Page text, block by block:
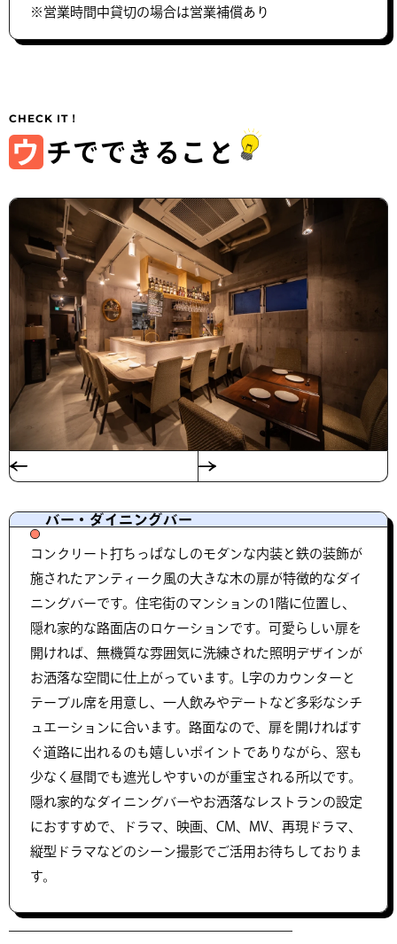
※営業時間中貸切の場合は営業補償あり
ウ チでできること
バー・ダイニングバー
コンクリート打ちっぱなしのモダンな内装と鉄の装飾が
施されたアンティーク風の大きな木の扉が特徴的なダイ
ニングバーです。住宅街のマンションの1階に位置し、
隠れ家的な路面店のロケーションです。可愛らしい扉を
開ければ、無機質な雰囲気に洗練された照明デザインが
お洒落な空間に仕上がっています。L字のカウンターと
テーブル席を用意し、一人飲みやデートなど多彩なシチ
ュエーションに合います。路面なので、扉を開ければす
ぐ道路に出れるのも嬉しいポイントでありながら、窓も
少なく昼間でも遮光しやすいのが重宝される所以です。
隠れ家的なダイニングバーやお洒落なレストランの設定
におすすめで、ドラマ、映画、CM、MV、再現ドラマ、
縦型ドラマなどのシーン撮影でご活用お待ちしておりま
す。